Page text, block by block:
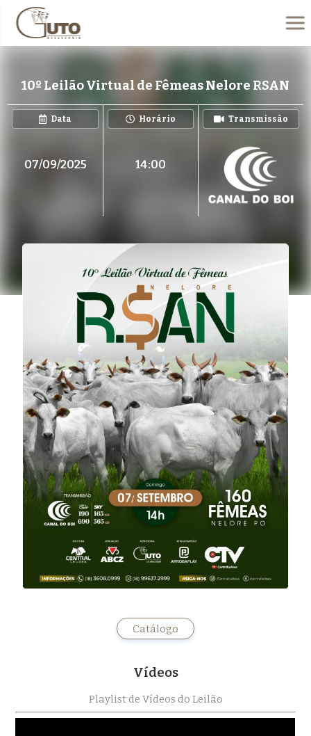
10º Leilão Virtual de Fêmeas Nelore RSAN
Data
07/09/2025
Horário
14:00
Transmissão
Catálogo
Vídeos
Playlist de Vídeos do Leilão